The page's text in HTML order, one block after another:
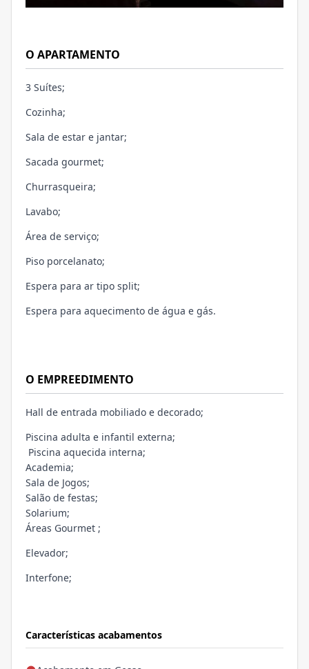
Características acabamentos
O APARTAMENTO
3 Suítes;
Cozinha;
Sala de estar e jantar;
Sacada gourmet;
Churrasqueira;
Lavabo;
Área de serviço;
Piso porcelanato;
Espera para ar tipo split;
Espera para aquecimento de água e gás.
O EMPREEDIMENTO
Hall de entrada mobiliado e decorado;
Piscina adulta e infantil externa;
Piscina aquecida interna;
Academia;
Sala de Jogos;
Salão de festas;
Solarium;
Áreas Gourmet ;
Elevador;
Interfone;